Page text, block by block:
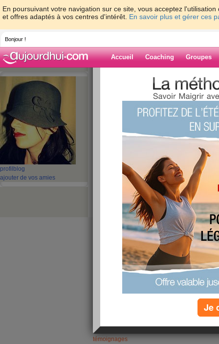
En poursuivant votre navigation sur ce site, vous acceptez
et offres adaptés à vos centres d'intérêt. En savoir plus et gérer ces
Bonjour !
Accueil Coaching Groupes
profil blog
ajouter de vos amies
> > nous
Blog de
nous avons
dans votre objectif minceur / bien-être, nous
témoignages
Je